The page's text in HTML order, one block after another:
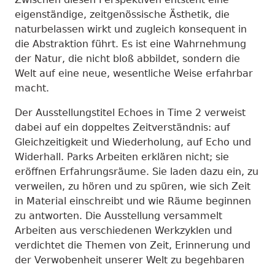
eigenständige, zeitgenössische Ästhetik, die
naturbelassen wirkt und zugleich konsequent in
die Abstraktion führt. Es ist eine Wahrnehmung
der Natur, die nicht bloß abbildet, sondern die
Welt auf eine neue, wesentliche Weise erfahrbar
macht.
Der Ausstellungstitel Echoes in Time 2 verweist
dabei auf ein doppeltes Zeitverständnis: auf
Gleichzeitigkeit und Wiederholung, auf Echo und
Widerhall. Parks Arbeiten erklären nicht; sie
eröffnen Erfahrungsräume. Sie laden dazu ein, zu
verweilen, zu hören und zu spüren, wie sich Zeit
in Material einschreibt und wie Räume beginnen
zu antworten. Die Ausstellung versammelt
Arbeiten aus verschiedenen Werkzyklen und
verdichtet die Themen von Zeit, Erinnerung und
der Verwobenheit unserer Welt zu begehbaren